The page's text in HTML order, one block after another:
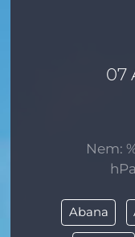
07
Nem:
Abana